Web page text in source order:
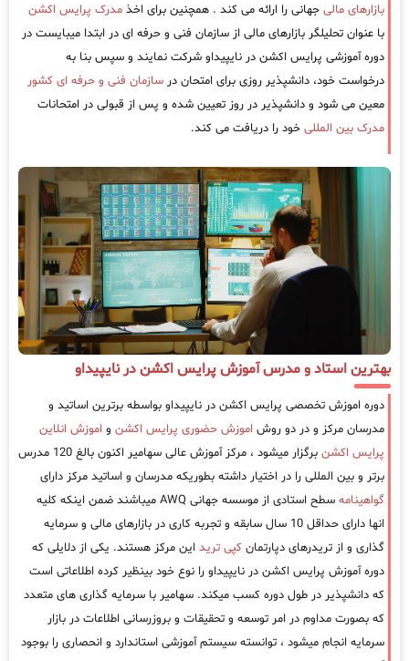
بازارهای مالی جهانی را ارائه می کند . همچنین برای اخذ مدرک پرایس اکشن
با عنوان تحلیلگر بازارهای مالی از سازمان فنی و حرفه ای در ابتدا میبایست در
دوره آموزشی پرایس اکشن در نایپیداو شرکت نمایند و سپس بنا به
درخواست خود، دانشپذیر روزی برای امتحان در سازمان فنی و حرفه ای کشور
معین می شود و دانشپذیر در روز تعیین شده و پس از قبولی در امتحانات
مدرک بین المللی خود را دریافت می کند.
بهترین استاد و مدرس آموزش پرایس اکشن در نایپیداو
دوره اموزش تخصصی پرایس اکشن در نایپیداو بواسطه برترین اساتید و
مدرسان مرکز و در دو روش اموزش حضوری پرایس اکشن و اموزش انلاین
پرایس اکشن
برگزار میشود ، مرکز آموزش عالی سهامیر اکنون بالغ 120 مدرس
برتر و بین المللی را در اختیار داشته بطوریکه مدرسان و اساتید مرکز دارای
گواهینامه
سطح استادی از موسسه جهانی AWQ میباشند ضمن اینکه کلیه
انها دارای حداقل 10 سال سابقه و تجربه کاری در بازارهای مالی و سرمایه
گذاری و از تریدرهای دپارتمان کپی ترید این مرکز هستند. یکی از دلایلی که
دوره آموزش پرایس اکشن در نایپیداو را نوع خود بینظیر کرده اطلاعاتی است
که دانشپذیر در طول دوره کسب میکند. سهامیر با سرمایه گذاری های متعدد
که بصورت مداوم در امر توسعه و تحقیقات و بروزرسانی اطلاعات در بازار
سرمایه انجام میشود ، توانسته سیستم آموزشی استاندارد و انحصاری را بوجود